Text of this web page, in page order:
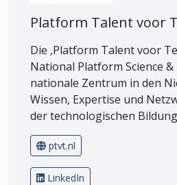
Platform Talent voor
Die ‚Platform Talent voor
National Platform Science
nationale Zentrum in den
Wissen, Expertise und
der technologischen Bildung
ptvt.nl
LinkedIn